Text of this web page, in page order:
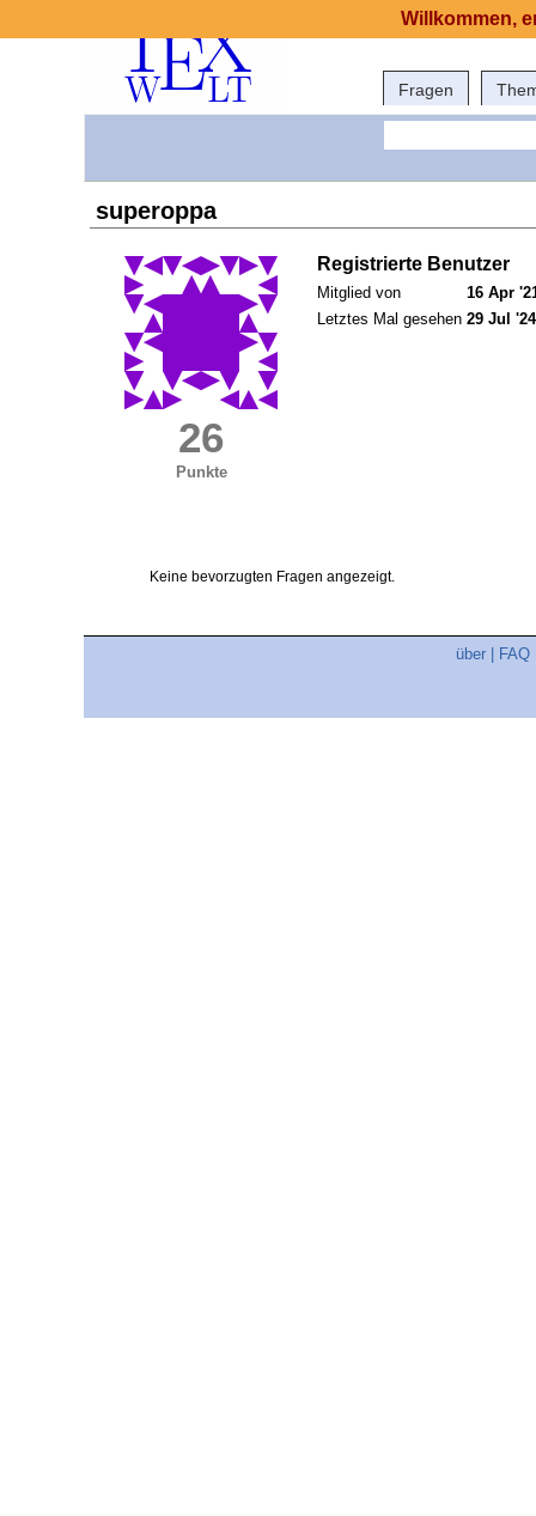
Fragen
superoppa
26
Punkte
Registrierte Benutzer
Mitglied von
16 Apr
Letztes Mal gesehen 29 Jul
Keine bevorzugten Fragen angezeigt.
über FAQ
Willkommen,